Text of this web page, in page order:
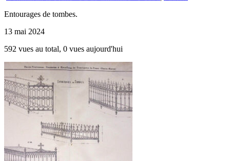
Entourages de tombes.
13 mai 2024
592 vues au total, 0 vues aujourd'hui